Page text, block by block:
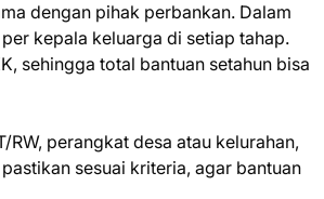
dengan pihak perbankan. Dalam
kepala keluarga di setiap tahap.
sehingga total bantuan setahun bisa
perangkat desa atau kelurahan,
sesuai kriteria, agar bantuan